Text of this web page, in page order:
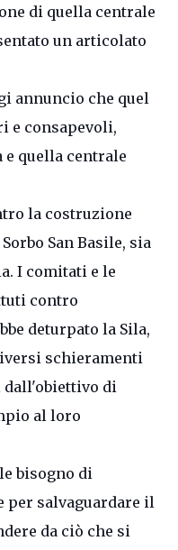
di quella centrale
un articolato
annuncio che quel
e consapevoli,
quella centrale
la costruzione
San Basile, sia
I comitati e le
contro
deturpato la Sila,
schieramenti
di
al loro
bisogno di
salvaguardare il
da ciò che si